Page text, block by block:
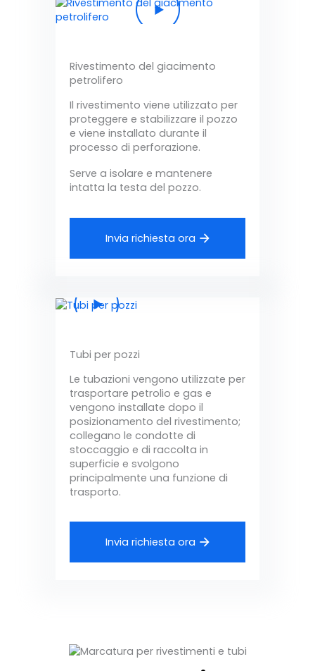
Rivestimento del giacimento
petrolifero
Il rivestimento viene utilizzato per
proteggere e stabilizzare il pozzo
e viene installato durante il
processo di perforazione.
Serve a isolare e mantenere
intatta la testa del pozzo.
Invia richiesta ora
Tubi per pozzi
Le tubazioni vengono utilizzate per
trasportare petrolio e gas e
vengono installate dopo il
posizionamento del rivestimento;
collegano le condotte di
stoccaggio e di raccolta in
superficie e svolgono
principalmente una funzione di
trasporto.
Invia richiesta ora